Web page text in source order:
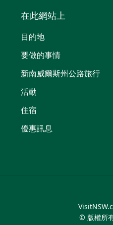
在此網站上
目的地
要做的事情
新南威爾斯州公路旅行
活動
住宿
優惠訊息
© 版權所